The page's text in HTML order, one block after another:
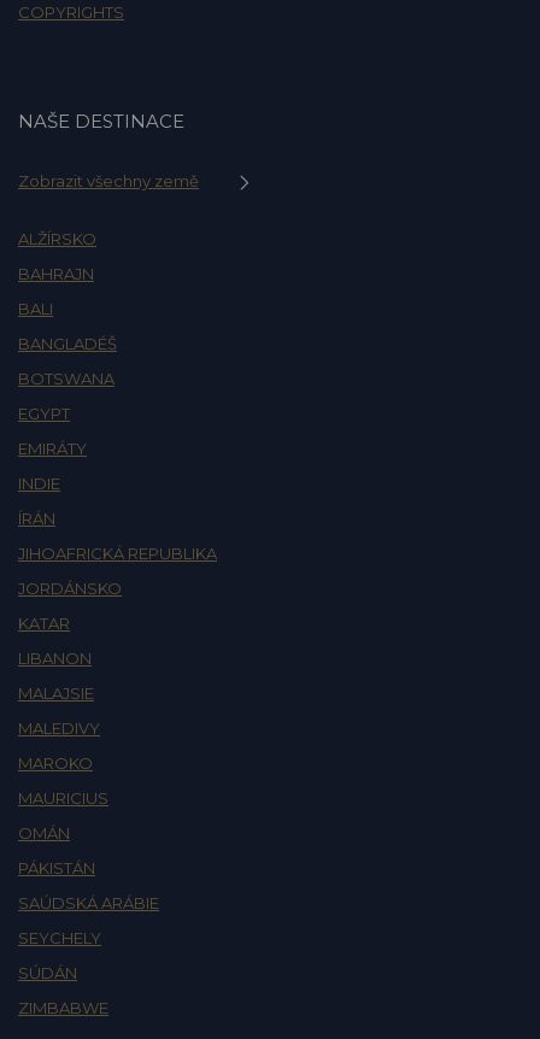
COPYRIGHTS
NAŠE DESTINACE
Zobrazit všechny země
ALŽÍRSKO
BAHRAJN
BALI
BANGLADÉŠ
BOTSWANA
EGYPT
EMIRÁTY
INDIE
ÍRÁN
JIHOAFRICKÁ REPUBLIKA
JORDÁNSKO
KATAR
LIBANON
MALAJSIE
MALEDIVY
MAROKO
MAURICIUS
OMÁN
PÁKISTÁN
SAÚDSKÁ ARÁBIE
SEYCHELY
SÚDÁN
ZIMBABWE